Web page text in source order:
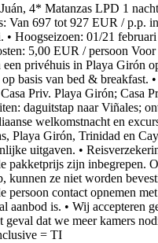
4* Matanzas LPD 1
697 tot 927 EUR / p.p.
• Hoogseizoen: 01/21
5,00 EUR / persoon
privéhuis in Playa Girón
basis van bed &
Priv. Playa Girón;
daguitstap naar Viñales;
welkomstnacht en
Playa Girón, Trinidad en
uitgaven. •
zijn inbegrepen.
kunnen ze niet worden
contact opnemen
aanbod is. • Wij
dat we meer kamers
= TI